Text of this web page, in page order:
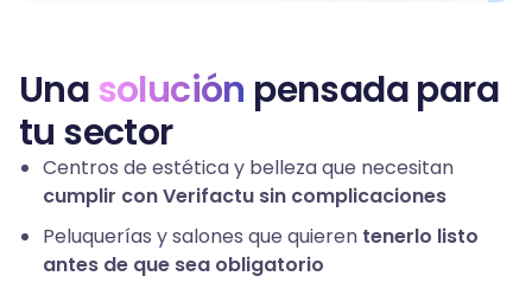
Unasolución pensada para
tu sector
Centros de estética y belleza que necesitan
cumplir con Verifactu sin complicaciones
Peluquerías y salones que quieren tenerlo listo
antes de que sea obligatorio